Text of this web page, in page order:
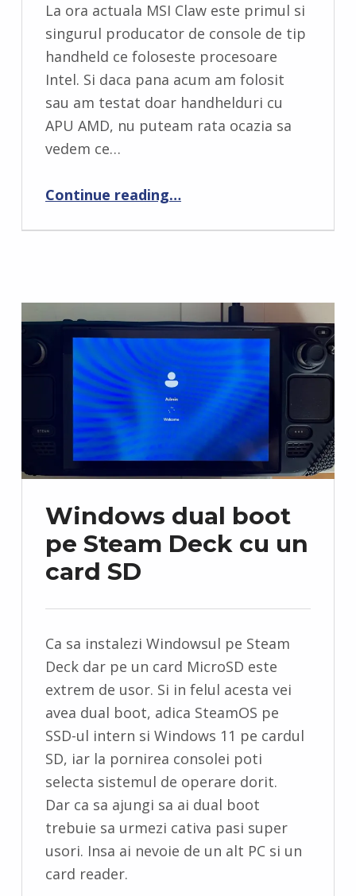
La ora actuala MSI Claw este primul si
singurul producator de console de tip
handheld ce foloseste procesoare
Intel. Si daca pana acum am folosit
sau am testat doar handhelduri cu
APU AMD, nu puteam rata ocazia sa
vedem ce…
Continue reading“MSI Claw – Review | Primul handheld de gaming cu procesor Intel”
…
Windows dual boot
pe Steam Deck cu un
card SD
Ca sa instalezi Windowsul pe Steam
Deck dar pe un card MicroSD este
extrem de usor. Si in felul acesta vei
avea dual boot, adica SteamOS pe
SSD-ul intern si Windows 11 pe cardul
SD, iar la pornirea consolei poti
selecta sistemul de operare dorit.
Dar ca sa ajungi sa ai dual boot
trebuie sa urmezi cativa pasi super
usori. Insa ai nevoie de un alt PC si un
card reader.